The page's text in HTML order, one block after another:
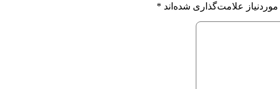
علامت‌گذاری شده‌اند *